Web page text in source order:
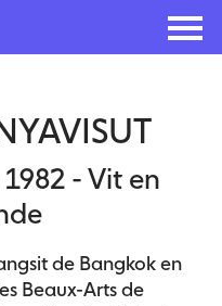
- Vit en
de Bangkok en
Beaux-Arts de